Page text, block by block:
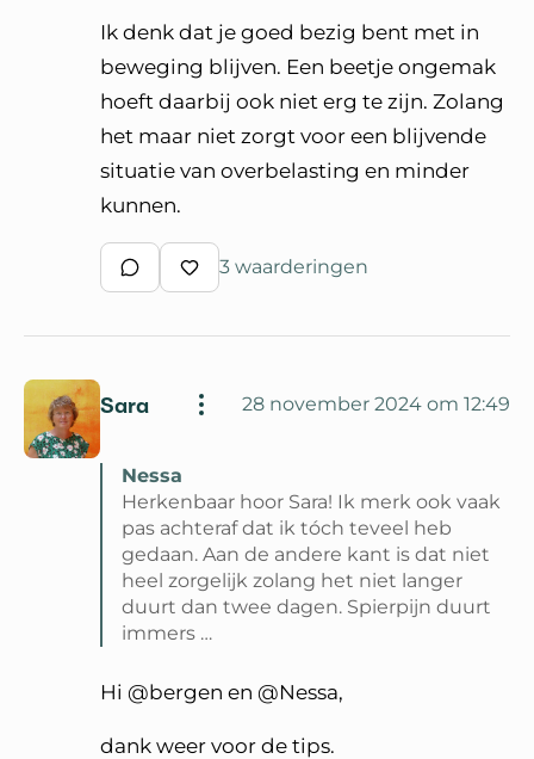
Ik denk dat je goed bezig bent met in
beweging blijven. Een beetje ongemak
hoeft daarbij ook niet erg te zijn. Zolang
het maar niet zorgt voor een blijvende
situatie van overbelasting en minder
kunnen.
Schrijf een reactie
Waardeer reactie
3 waarderingen
Sara 28 november 2024 om 12:49
Nessa
Herkenbaar hoor Sara! Ik merk ook vaak
pas achteraf dat ik tóch teveel heb
gedaan. Aan de andere kant is dat niet
heel zorgelijk zolang het niet langer
duurt dan twee dagen. Spierpijn duurt
immers …
Hi @bergen en @Nessa,
dank weer voor de tips.